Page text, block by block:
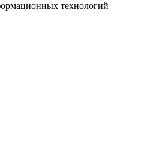
технологий